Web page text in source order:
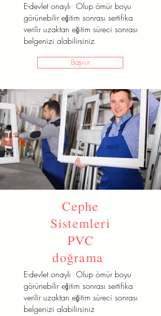
E-devlet onaylı Olup ömür boyu
görünebilir eğitim sonrası sertifika
verilir uzaktan eğitim süreci sonrası
belgenizi alabilirsiniz
Başvur
Cephe
Sistemleri
PVC
doğrama
E-devlet onaylı Olup ömür boyu
görünebilir eğitim sonrası sertifika
verilir uzaktan eğitim süreci sonrası
belgenizi alabilirsiniz